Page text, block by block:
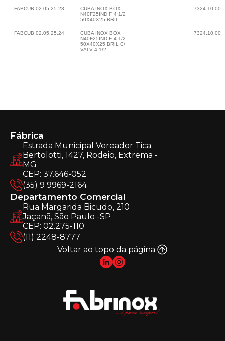
FABCUB.02.05.25.23
CUBA INOX BOX
N40F25IND F 4 1/2
50X40X25 BRIL
7324.10.00
FABCUB.02.05.25.24
CUBA INOX BOX
N40F25IND F 4 1/2
50X40X25 BRIL C/
VALV 4 1/2
7324.10.00
Fábrica
Estrada Municipal Vereador Tica
Bertolotti, 1427, Rodeio, Extrema -
MG
CEP: 37.646-052
(35) 9 9969-2164
Departamento Comercial
Rua Margarida Bicudo, 210
Jaçanã, São Paulo -SP
CEP: 02.275-110
(11) 2248-8777
Voltar ao topo da página